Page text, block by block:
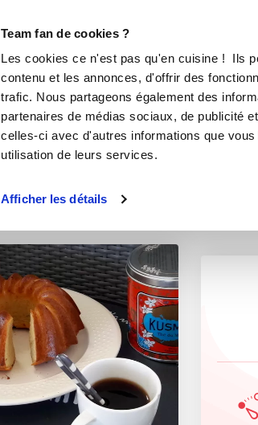
Team fan de cookies ?
Les cookies ce n'est pas qu'en cuisine ! Ils
contenu et les annonces, d'offrir des
trafic. Nous partageons également des
partenaires de médias sociaux, de publicité
celles-ci avec d'autres informations que
utilisation de leurs services.
Afficher les détails
GATEAU